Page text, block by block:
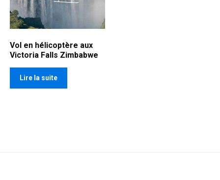
Vol en hélicoptère aux
Victoria Falls Zimbabwe
Lire la suite